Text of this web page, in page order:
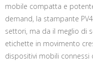
mobile compatta e
demand, la stampante
settori, ma da il meglio di
etichette in movimento
dispositivi mobili connessi